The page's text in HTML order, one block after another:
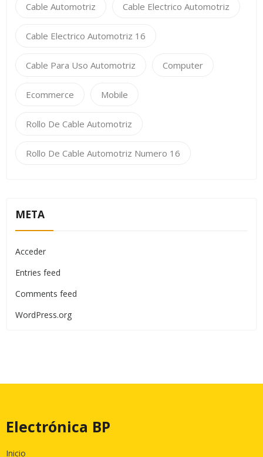
Cable Automotriz Cable Electrico Automotriz
Cable Electrico Automotriz 16
Cable Para Uso Automotriz Computer
Ecommerce Mobile
Rollo De Cable Automotriz
Rollo De Cable Automotriz Numero 16
META
Acceder
Entries feed
Comments feed
WordPress.org
Electrónica BP
Inicio